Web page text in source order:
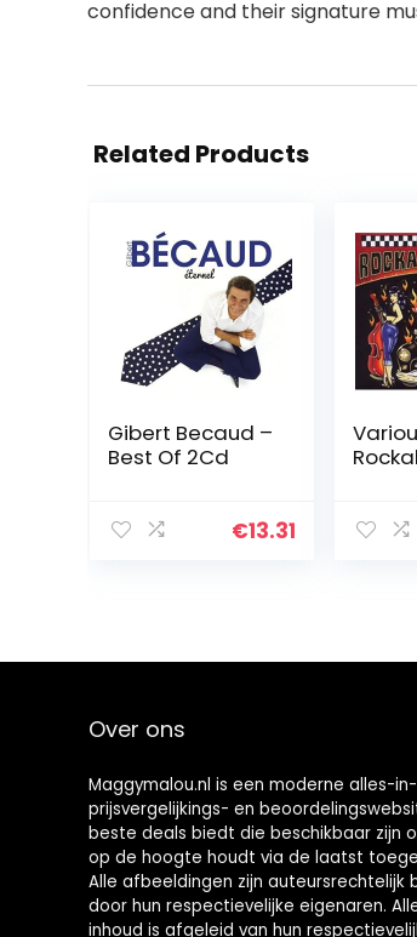
confidence and their signature
Related Products
Gibert Becaud –
Best Of 2Cd
€13.31
Over ons
Maggymalou.nl is een moderne alles-
prijsvergelijkings- en
beste deals biedt die beschikbaar zijn
op de hoogte houdt via de laatst
Alle afbeeldingen zijn auteursrechtelijk
door hun respectievelijke eigenaren.
inhoud is afgeleid van hun